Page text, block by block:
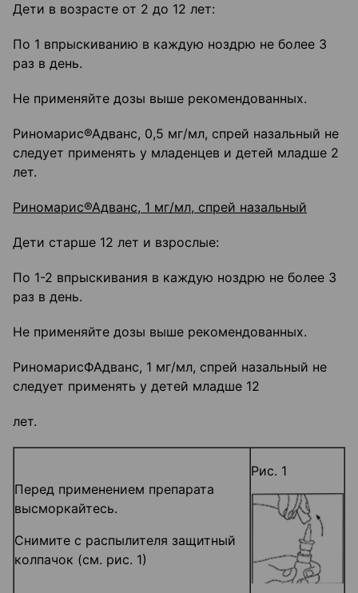
Дети в возрасте от 2 до 12 лет:
По 1 впрыскиванию в каждую ноздрю не более 3
раз в день.
Не применяйте дозы выше рекомендованных.
Риномарис®Адванс, 0,5 мг/мл, спрей назальный не
следует применять у младенцев и детей младше 2
лет.
Риномарис®Адванс, 1 мг/мл, спрей назальный
Дети старше 12 лет и взрослые:
По 1-2 впрыскивания в каждую ноздрю не более 3
раз в день.
Не применяйте дозы выше рекомендованных.
РиномарисФАдванс, 1 мг/мл, спрей назальный не
следует применять у детей младше 12
лет.
Перед применением препарата
высморкайтесь.
Снимите с распылителя защитный
колпачок (см. рис. 1)
Рис. 1